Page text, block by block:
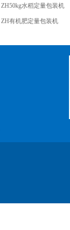
ZH50kg水稻定量包装机
ZH有机肥定量包装机